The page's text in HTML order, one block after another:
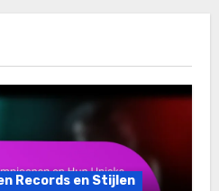
Records en Stijlen